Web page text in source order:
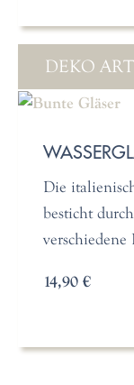
DEKO
Die
besticht
verschiedene
14,90 €